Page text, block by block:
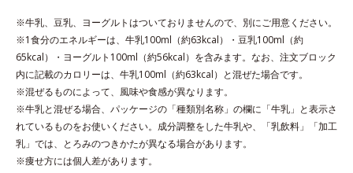
※牛乳、豆乳、ヨーグルトはついておりませんので、別にご用意ください。
※1食分のエネルギーは、牛乳100ml（約63kcal）・豆乳100ml（約
65kcal）・ヨーグルト100ml（約56kcal）を含みます。なお、注文ブロック
内に記載のカロリーは、牛乳100ml（約63kcal）と混ぜた場合です。
※混ぜるものによって、風味や食感が異なります。
※牛乳と混ぜる場合、パッケージの「種類別名称」の欄に「牛乳」と表示さ
れているものをお使いください。成分調整をした牛乳や、「乳飲料」「加工
乳」では、とろみのつきかたが異なる場合があります。
※痩せ方には個人差があります。